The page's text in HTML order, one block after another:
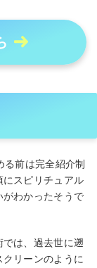
前は完全紹介制
スピリチュアル
がわかったそうで
は、過去世に遡
リーンのように